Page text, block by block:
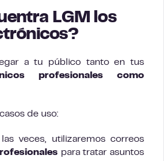
LGM los
a tu público tanto en tus
profesionales como
de uso:
las veces, utilizaremos correos
para tratar asuntos